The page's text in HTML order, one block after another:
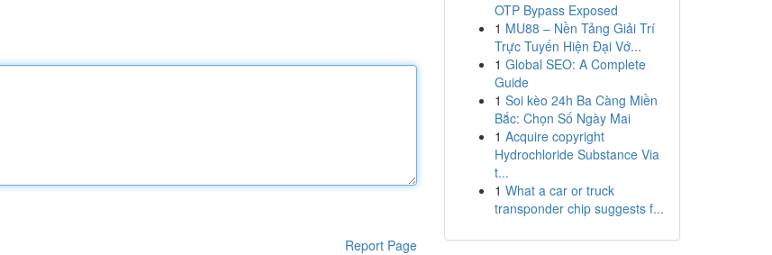
Report Page
OTP Bypass Exposed
1 MU88 – Nền Tảng Giải Trí
Trực Tuyến Hiện Đại Vớ...
1 Global SEO: A Complete
Guide
1 Soi kèo 24h Ba Càng Miền
Bắc: Chọn Số Ngày Mai
1 Acquire copyright
Hydrochloride Substance Via
t...
1 What a car or truck
transponder chip suggests f...